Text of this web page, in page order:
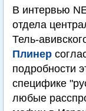
В интервью
отдела
Тель-
Плинер
подробности
специфике
любые